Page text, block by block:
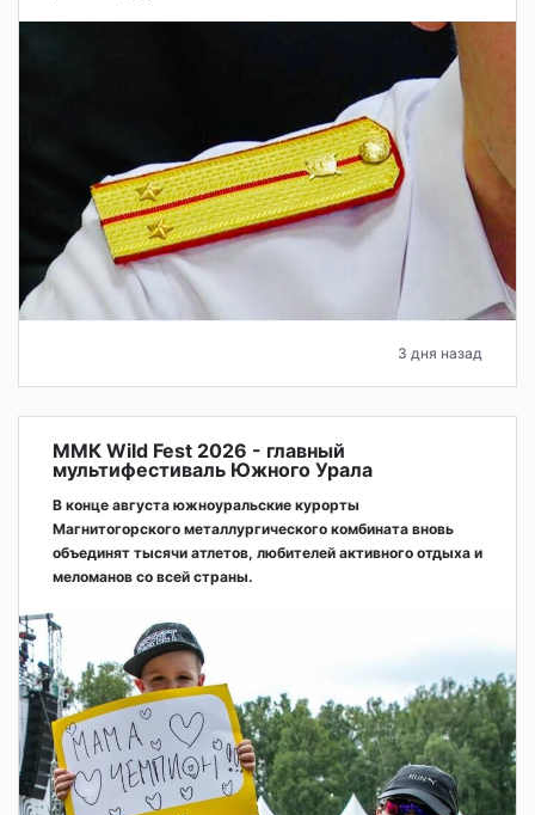
3 дня назад
ММК Wild Fest 2026 - главный
мультифестиваль Южного Урала
В конце августа южноуральские курорты
Магнитогорского металлургического комбината вновь
объединят тысячи атлетов, любителей активного отдыха и
меломанов со всей страны.